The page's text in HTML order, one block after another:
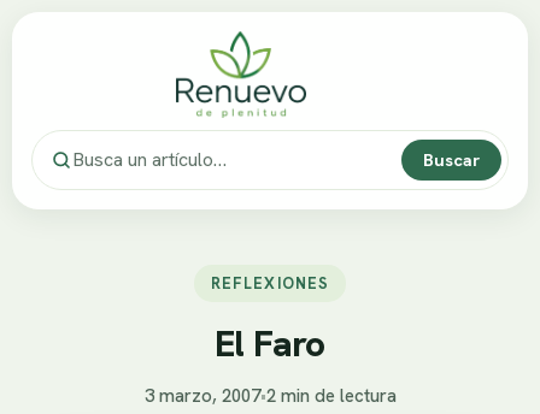
Buscar
REFLEXIONES
El Faro
3 marzo, 2007•2 min de lectura